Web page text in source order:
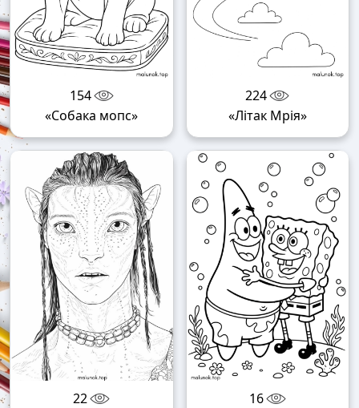
154
«Собака мопс»
224
«Літак Мрія»
22
16